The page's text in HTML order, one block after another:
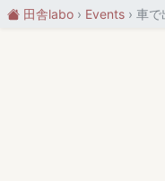
田舎labo Events 車で